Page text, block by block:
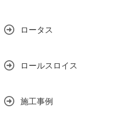
ロータス
ロールスロイス
施工事例